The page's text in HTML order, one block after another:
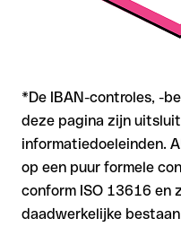
*De IBAN-controles, -
deze pagina zijn
informatiedoeleinden.
op een puur formele
conform ISO 13616 en
daadwerkelijke